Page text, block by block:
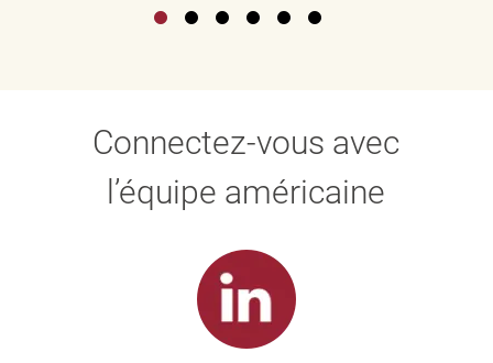
Connectez-vous avec
l’équipe américaine